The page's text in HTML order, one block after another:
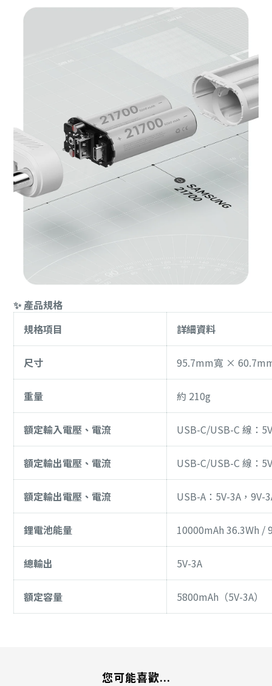
✨ 產品規格
規格項目
詳細資料
尺寸 95.7mm寬 ×
重量 約 210g
額定輸入電壓、電流 USB-C/USB-C 線：
額定輸出電壓、電流 USB-C/USB-C 線：
額定輸出電壓、電流 USB-A：5V-3A，9V-
鋰電池能量 10000mAh 36.3Wh /
總輸出 5V-3A
額定容量 5800mAh（5V-3A）
您可能喜歡...